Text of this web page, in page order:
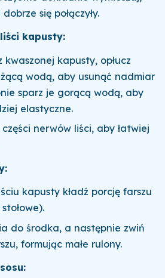
się połączyły.
kapusty:
kwaszonej kapusty, opłucz
wodą, aby usunąć nadmiar
sparz je gorącą wodą, aby
elastyczne.
nerwów liści, aby łatwiej
kapusty kładź porcję farszu
stołowe).
do środka, a następnie zwiń
formując małe rulony.